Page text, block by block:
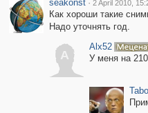
seakonst · 2 April 2010,
Как хороши такие
Надо уточнять год.
A
Alx52
У меня на